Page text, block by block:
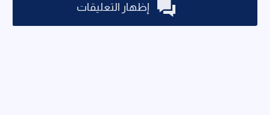
إظهار التعليقات